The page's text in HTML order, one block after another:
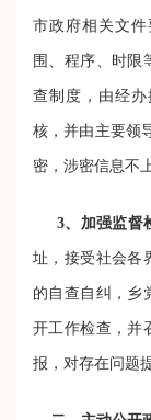
市政府相关文
围、程序、时限
查制度，由经
核，并由主要领
密，涉密信息不
3、 加强监督
址，接受社会各
的自查自纠，乡
开工作检查，并
报，对存在问